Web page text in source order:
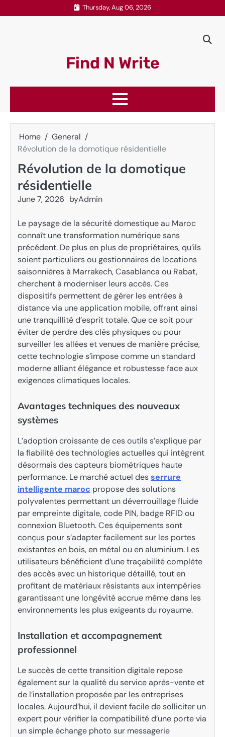
to
Thursday, Aug 06, 2026
Find N Write
Home
General
Révolution de la domotique résidentielle
Révolution de la domotique
résidentielle
June 7, 2026 byAdmin
Le paysage de la sécurité domestique au Maroc
connaît une transformation numérique sans
précédent. De plus en plus de propriétaires, qu’ils
soient particuliers ou gestionnaires de locations
saisonnières à Marrakech, Casablanca ou Rabat,
cherchent à moderniser leurs accès. Ces
dispositifs permettent de gérer les entrées à
distance via une application mobile, offrant ainsi
une tranquillité d’esprit totale. Que ce soit pour
éviter de perdre des clés physiques ou pour
surveiller les allées et venues de manière précise,
cette technologie s’impose comme un standard
moderne alliant élégance et robustesse face aux
exigences climatiques locales.
Avantages techniques des nouveaux
systèmes
L’adoption croissante de ces outils s’explique par
la fiabilité des technologies actuelles qui intègrent
désormais des capteurs biométriques haute
performance. Le marché actuel desserrure
intelligente maroc propose des solutions
polyvalentes permettant un déverrouillage fluide
par empreinte digitale, code PIN, badge RFID ou
connexion Bluetooth. Ces équipements sont
conçus pour s’adapter facilement sur les portes
existantes en bois, en métal ou en aluminium. Les
utilisateurs bénéficient d’une traçabilité complète
des accès avec un historique détaillé, tout en
profitant de matériaux résistants aux intempéries
garantissant une longévité accrue même dans les
environnements les plus exigeants du royaume.
Installation et accompagnement
professionnel
Le succès de cette transition digitale repose
également sur la qualité du service après-vente et
de l’installation proposée par les entreprises
locales. Aujourd’hui, il devient facile de solliciter un
expert pour vérifier la compatibilité d’une porte via
un simple échange photo sur messagerie